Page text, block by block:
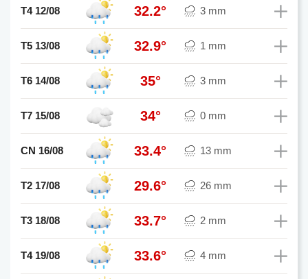
T4 12/08 32.2° 3 mm
T5 13/08 32.9° 1 mm
T6 14/08 35° 3 mm
T7 15/08 34° 0 mm
CN 16/08 33.4° 13 mm
T2 17/08 29.6° 26 mm
T3 18/08 33.7° 2 mm
T4 19/08 33.6° 4 mm